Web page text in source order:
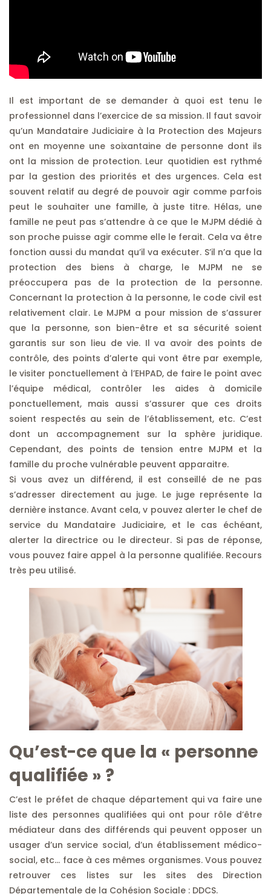
Il est important de se demander à quoi est tenu le
professionnel dans l’exercice de sa mission. Il faut savoir
qu’un Mandataire Judiciaire à la Protection des Majeurs
ont en moyenne une soixantaine de personne dont ils
ont la mission de protection. Leur quotidien est rythmé
par la gestion des priorités et des urgences. Cela est
souvent relatif au degré de pouvoir agir comme parfois
peut le souhaiter une famille, à juste titre. Hélas, une
famille ne peut pas s’attendre à ce que le MJPM dédié à
son proche puisse agir comme elle le ferait. Cela va être
fonction aussi du mandat qu’il va exécuter. S’il n’a que la
protection des biens à charge, le MJPM ne se
préoccupera pas de la protection de la personne.
Concernant la protection à la personne, le code civil est
relativement clair. Le MJPM a pour mission de s’assurer
que la personne, son bien-être et sa sécurité soient
garantis sur son lieu de vie. Il va avoir des points de
contrôle, des points d’alerte qui vont être par exemple,
le visiter ponctuellement à l’EHPAD, de faire le point avec
l’équipe médical, contrôler les aides à domicile
ponctuellement, mais aussi s’assurer que ces droits
soient respectés au sein de l’établissement, etc. C’est
dont un accompagnement sur la sphère juridique.
Cependant, des points de tension entre MJPM et la
famille du proche vulnérable peuvent apparaitre.
Si vous avez un différend, il est conseillé de ne pas
s’adresser directement au juge. Le juge représente la
dernière instance. Avant cela, v pouvez alerter le chef de
service du Mandataire Judiciaire, et le cas échéant,
alerter la directrice ou le directeur. Si pas de réponse,
vous pouvez faire appel à la personne qualifiée. Recours
très peu utilisé.
Qu’est-ce que la « personne
qualifiée » ?
C’est le préfet de chaque département qui va faire une
liste des personnes qualifiées qui ont pour rôle d’être
médiateur dans des différends qui peuvent opposer un
usager d’un service social, d’un établissement médico-
social, etc… face à ces mêmes organismes. Vous pouvez
retrouver ces listes sur les sites des Direction
Départementale de la Cohésion Sociale : DDCS.